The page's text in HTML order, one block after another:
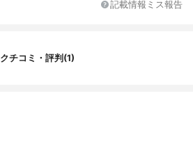
記載情報ミス報告
クチコミ・評判(1)